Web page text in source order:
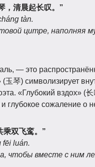
，清晨起长叹。”
tàn.
цитре, наполняя
— это
琴) символизирует
«Глубокий вздох» (
глубокое сожаление о
乘双飞鸾。”
fēi luán.
чтобы вместе с ним